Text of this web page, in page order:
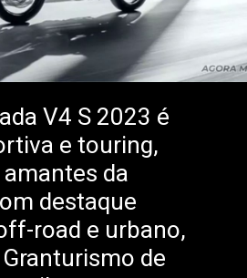
V4 S 2023 é
e touring,
amantes da
destaque
road e urbano,
de